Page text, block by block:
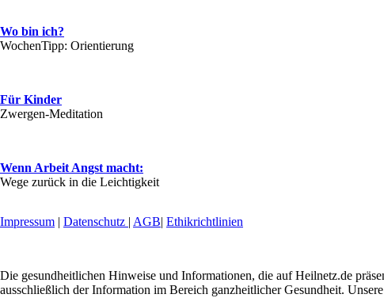
Wo bin ich?
WochenTipp: Orientierung
Für Kinder
Zwergen-Meditation
Wenn Arbeit Angst macht:
Wege zurück in die Leichtigkeit
Impressum | Datenschutz | AGB| Ethikrichtlinien
Die gesundheitlichen Hinweise und Informationen, die auf Heilnetz.de
ausschließlich der Information im Bereich ganzheitlicher Gesundheit.